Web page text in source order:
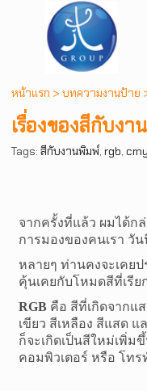
หน้าแรก > บทความงานป้าย
เรื่องของสีกับง
Tags: สีกับงานพิมพ์, rgb,
จากครั้งที่แล้ว ผมได้กล่
การมองของคนเรา วั
หลายๆ ท่านคงจะเคย
คุ้นเคยกับโหมดสีที่เรีย
RGB คือ สีที่เกิดจากแ
เขียว สีเหลือง สีแสด
ก็จะเกิดเป็นสีใหม่เพิ่ม
คอมพิวเตอร์ หรือ โท